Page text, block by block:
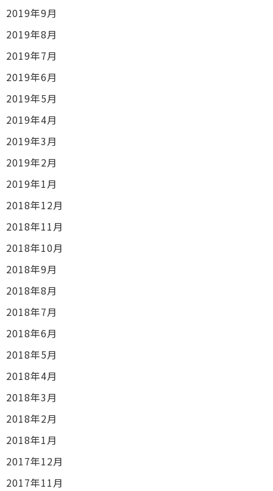
2019年9月
2019年8月
2019年7月
2019年6月
2019年5月
2019年4月
2019年3月
2019年2月
2019年1月
2018年12月
2018年11月
2018年10月
2018年9月
2018年8月
2018年7月
2018年6月
2018年5月
2018年4月
2018年3月
2018年2月
2018年1月
2017年12月
2017年11月